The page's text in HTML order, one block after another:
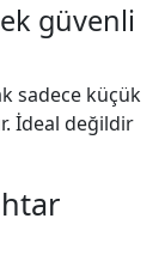
güvenli
sadece küçük
İdeal değildir